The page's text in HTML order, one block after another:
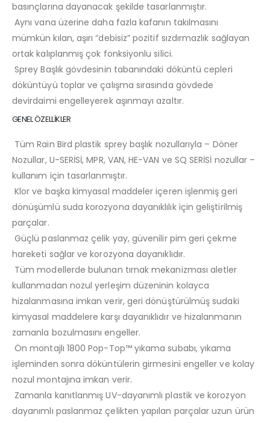
basınçlarına dayanacak şekilde tasarlanmıştır.
Aynı vana üzerine daha fazla kafanın takılmasını
mümkün kılan, aşırı “debisiz” pozitif sızdırmazlık sağlayan
ortak kalıplanmış çok fonksiyonlu silici.
Sprey Başlık gövdesinin tabanındaki döküntü cepleri
döküntüyü toplar ve çalışma sırasında gövdede
devirdaimi engelleyerek aşınmayı azaltır.
GENEL ÖZELLİKLER
Tüm Rain Bird plastik sprey başlık nozullarıyla – Döner
Nozullar, U-SERİSİ, MPR, VAN, HE-VAN ve SQ SERİSİ nozullar –
kullanım için tasarlanmıştır.
Klor ve başka kimyasal maddeler içeren işlenmiş geri
dönüşümlü suda korozyona dayanıklılık için geliştirilmiş
parçalar.
Güçlü paslanmaz çelik yay, güvenilir pim geri çekme
hareketi sağlar ve korozyona dayanıklıdır.
Tüm modellerde bulunan tırnak mekanizması aletler
kullanmadan nozul yerleşim düzeninin kolayca
hizalanmasına imkan verir, geri dönüştürülmüş sudaki
kimyasal maddelere karşı dayanıklıdır ve hizalanmanın
zamanla bozulmasını engeller.
Ön montajlı 1800 Pop-Top™ yıkama subabı, yıkama
işleminden sonra döküntülerin girmesini engeller ve kolay
nozul montajına imkan verir.
Zamanla kanıtlanmış UV-dayanımlı plastik ve korozyon
dayanımlı paslanmaz çelikten yapılan parçalar uzun ürün